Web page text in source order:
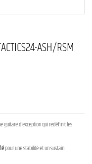
ASH/RSM
guitare d'exception qui redéfinit les
pour une stabilité et un sustain